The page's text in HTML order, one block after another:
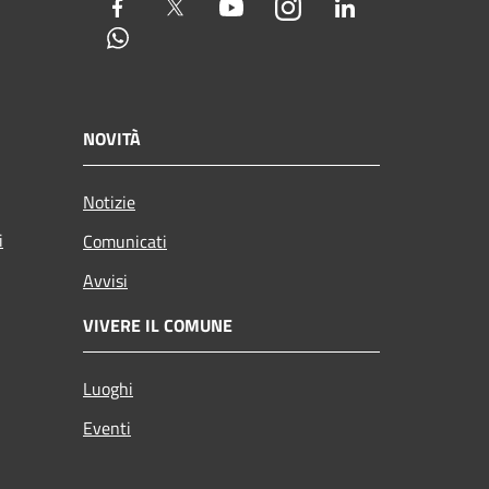
Facebook Twitter YoutubeInstagram
NOVITÀ
Notizie
Comunicati
Avvisi
VIVERE IL COMUNE
Luoghi
Eventi